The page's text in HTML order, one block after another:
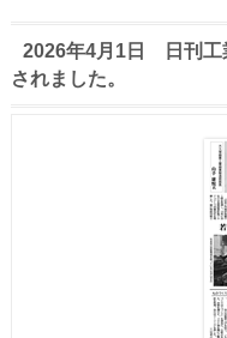
2026年4月1日 日刊工
されました。